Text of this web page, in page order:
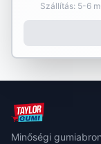
Szállítás: 5-6
Minőségi